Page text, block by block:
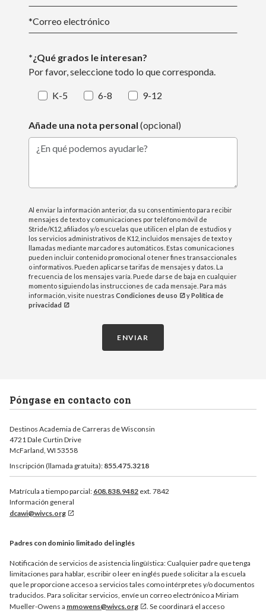
*Correo electrónico
*¿Qué grados le interesan?
Por favor, seleccione todo lo que corresponda.
K-5 6-8 9-12
Añade una nota personal (opcional)
¿En qué podemos ayudarle?
Al enviar la información anterior, da su consentimiento para recibir
mensajes de texto y comunicaciones por teléfono móvil de
Stride/K12, afiliados y/o escuelas que utilicen el plan de estudios y
los servicios administrativos de K12, incluidos mensajes de texto y
llamadas mediante marcadores automáticos. Estas comunicaciones
pueden incluir contenido promocional o tener fines transaccionales
o informativos. Pueden aplicarse tarifas de mensajes y datos. La
frecuencia de los mensajes varía. Puede darse de baja en cualquier
momento siguiendo las instrucciones de cada mensaje. Para más
información, visite nuestras Condiciones de uso yPolítica de
privacidad
ENVIAR
Póngase en contacto con
Destinos Academia de Carreras de Wisconsin
4721 Dale Curtin Drive
McFarland, WI 53558
Inscripción (llamada gratuita): 855.475.3218
Matrícula a tiempo parcial: 608.838.9482 ext. 7842
Información general
dcawi@wivcs.org
Padres con dominio limitado del inglés
Notificación de servicios de asistencia lingüística: Cualquier padre que tenga
limitaciones para hablar, escribir o leer en inglés puede solicitar a la escuela
que le proporcione acceso a servicios tales como intérpretes y/o documentos
traducidos. Para solicitar servicios, envíe un correo electrónico a Miriam
Mueller-Owens a mmowens@wivcs.org
. Se coordinará el acceso